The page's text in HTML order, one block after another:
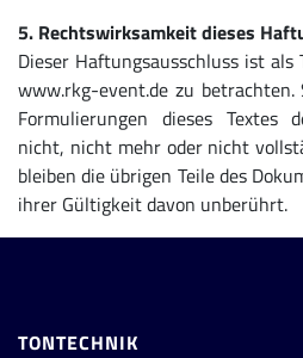
5. Rechtswirksamkeit dieses
Dieser Haftungsausschluss ist
www.rkg-event.de zu betrachten.
Formulierungen dieses Textes
nicht, nicht mehr oder nicht
bleiben die übrigen Teile des
ihrer Gültigkeit davon unberührt.
TONTECHNIK